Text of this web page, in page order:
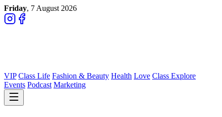
Friday, 7 August 2026
VIP Class Life Fashion & Beauty Health Love Class Explore
Events Podcast Marketing